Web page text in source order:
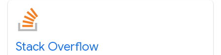
Stack Overflow